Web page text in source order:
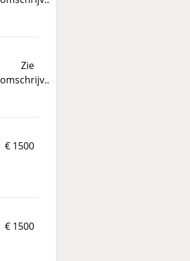
Zie
omschrijv..
€ 1500
€ 1500